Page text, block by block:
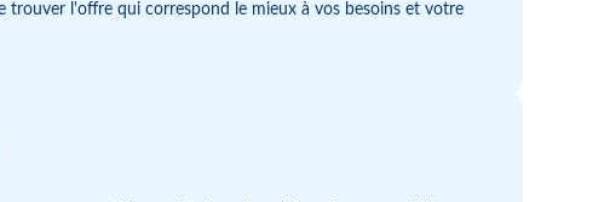
trouver l'offre qui correspond le mieux à vos besoins et votre